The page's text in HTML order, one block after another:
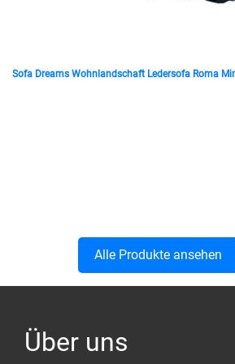
Sofa Dreams Wohnlandschaft Ledersofa Roma
Alle Produkte ansehen
Über uns